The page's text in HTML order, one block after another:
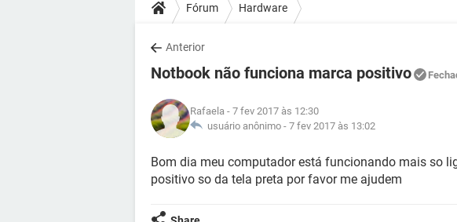
Fórum Hardware
Anterior
Notbook não funciona marca positivo
Rafaela - 7 fev 2017 às 12:30
usuário anônimo - 7 fev 2017 às 13:02
Bom dia meu computador está funcionando mais so
positivo so da tela preta por favor me ajudem